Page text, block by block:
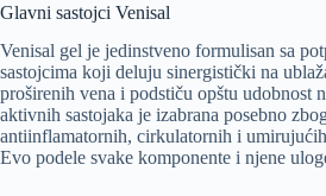
Glavni sastojci Venisal
Venisal gel je jedinstveno formulisan sa
sastojcima koji deluju sinergistički na
proširenih vena i podstiču opštu udobnost
aktivnih sastojaka je izabrana posebno
antiinflamatornih, cirkulatornih i
Evo podele svake komponente i njene